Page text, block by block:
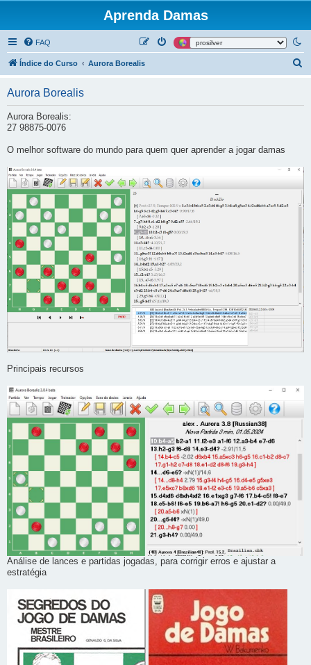
Aprenda Damas
FAQ
Índice do Curso Aurora Borealis
r
Aurora Borealis
Aurora Borealis:
27 98875-0076
O melhor software do mundo para quem quer aprender a jogar damas
Principais recursos
Análise de lances e partidas jogadas, para corrigir erros e ajustar a
estratégia